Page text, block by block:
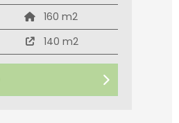
160 m2
140 m2